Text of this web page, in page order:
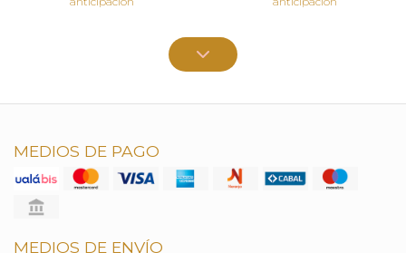
MEDIOS DE PAGO
MEDIOS DE ENVÍO